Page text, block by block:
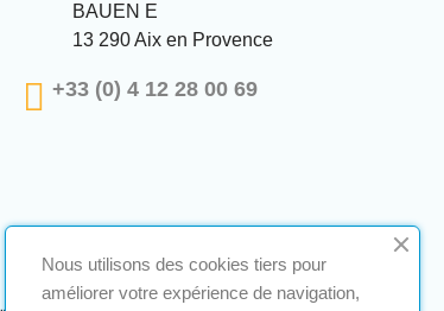
BAUEN E
13 290 Aix en Provence
+33 (0) 4 12 28 00 69
Nous utilisons des cookies tiers pour
améliorer votre expérience de navigation,